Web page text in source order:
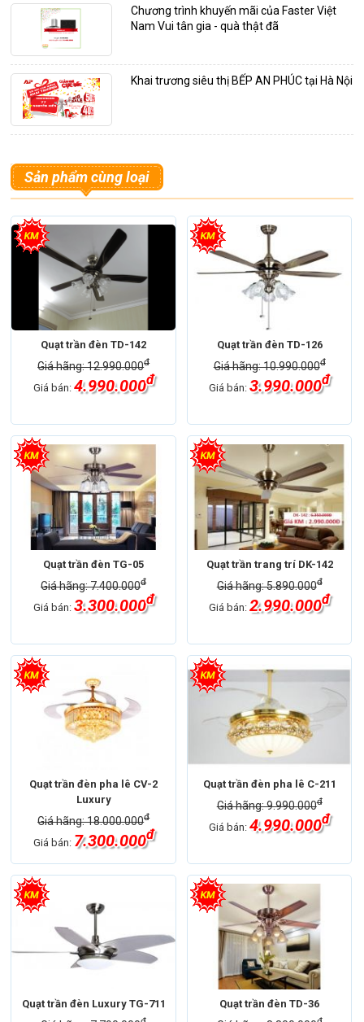
Chương trình khuyến mãi của Faster Việt
Nam Vui tân gia - quà thật đã
Khai trương siêu thị BẾP AN PHÚC tại Hà Nội
Sản phẩm cùng loại
Quạt trần đèn TD-142
Giá hãng: 12.990.000đ
Giá bán: 4.990.000đ
Quạt trần đèn TD-126
Giá hãng: 10.990.000đ
Giá bán:3.990.000đ
Quạt trần đèn TG-05
Giá hãng: 7.400.000đ
Giá bán: 3.300.000đ
Quạt trần trang trí DK-142
Giá hãng: 5.890.000đ
Giá bán:2.990.000đ
Quạt trần đèn pha lê CV-2
Luxury
Giá hãng: 18.000.000đ
Giá bán: 7.300.000đ
Quạt trần đèn pha lê C-211
Giá hãng: 9.990.000đ
Giá bán:4.990.000đ
Quạt trần đèn Luxury TG-711 Quạt trần đèn TD-36